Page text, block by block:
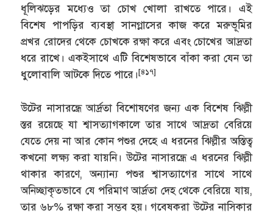
ধূলিঝড়ের মধ্যেও তা চোখ খোলা রাখতে পারে। এই
বিশেষ পাপড়ির ব্যবস্থা সানগ্লাসের কাজ করে মরুভূমির
প্রখর রোদের থেকে চোখকে রক্ষা করে এবং চোখের আদ্রতা
ধরে রাখে। একইসাথে এটি বিশেষভাবে বাঁকা করা যেন তা
ধুলোবালি আটকে দিতে পারে।[৪১৭]
উটের নাসারন্ধ্রে আর্দ্রতা বিশোষণের জন্য এক বিশেষ ঝিল্লী
স্তর রয়েছে যা শ্বাসত্যাগকালে তার সাথে আদ্রতা বেরিয়ে
যেতে দেয় না আর কোন পশুর দেহে এ ধরনের ঝিল্লীর অস্তিত্ব
কখনো লক্ষ্য করা যায়নি। উটের নাসারন্ধ্রে এ ধরনের ঝিল্লী
থাকার কারণে, অন্যান্য পশুর শ্বাসত্যাগের সাথে সাথে
অনিচ্ছাকৃতভাবে যে পরিমাণ আর্দ্রতা দেহ থেকে বেরিয়ে যায়,
তার ৬৮% রক্ষা করা সম্ভব হয়। গবেষকরা উটের নাসিকার